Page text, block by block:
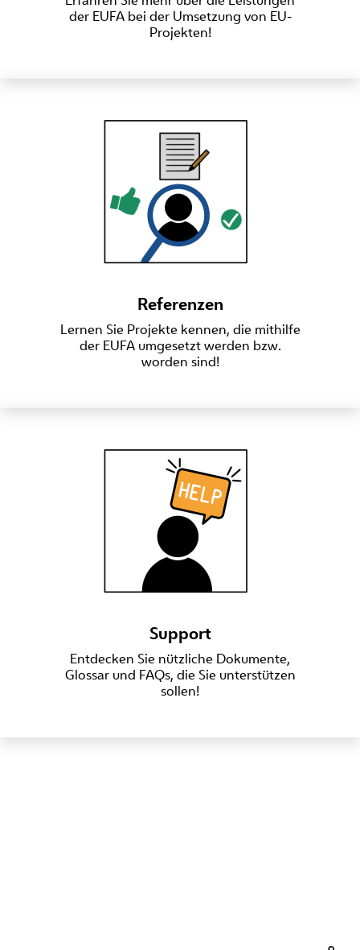
der EUFA bei der Umsetzung von EU-
Projekten!
Referenzen
Lernen Sie Projekte kennen, die mithilfe
der EUFA umgesetzt werden bzw.
worden sind!
Support
Entdecken Sie nützliche Dokumente,
Glossar und FAQs, die Sie unterstützen
sollen!